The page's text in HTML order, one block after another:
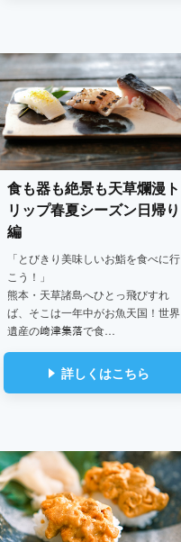
食も器も絶景も天草爛漫ト
リップ春夏シーズン日帰り
編
「とびきり美味しいお鮨を食べに行
こう！」
熊本・天草諸島へひとっ飛びすれ
ば、そこは一年中がお魚天国！世界
遺産の﨑津集落で食…
詳しくはこちら